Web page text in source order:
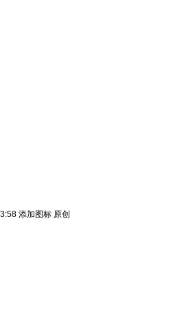
添加图标 原创